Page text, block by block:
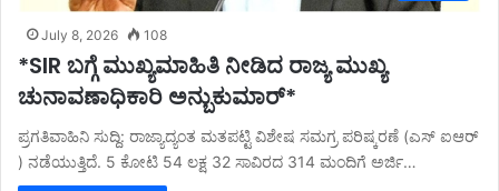
July 8, 2026 108
*SIR ಬಗ್ಗೆ ಮುಖ್ಯಮಾಹಿತಿ ನೀಡಿದ ರಾಜ್ಯ ಮುಖ್ಯ
ಚುನಾವಣಾಧಿಕಾರಿ ಅನ್ಬುಕುಮಾರ್*
ಪ್ರಗತಿವಾಹಿನಿ ಸುದ್ದಿ: ರಾಜ್ಯಾದ್ಯಂತ ಮತಪಟ್ಟಿ ವಿಶೇಷ ಸಮಗ್ರ ಪರಿಷ್ಕರಣೆ (ಎಸ್ ಐಆರ್
) ನಡೆಯುತ್ತಿದೆ. 5 ಕೋಟಿ 54 ಲಕ್ಷ 32 ಸಾವಿರದ 314 ಮಂದಿಗೆ ಅರ್ಜಿ…